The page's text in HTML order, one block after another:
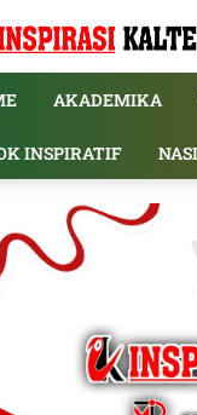
AKADEMIKA
INSPIRATIF